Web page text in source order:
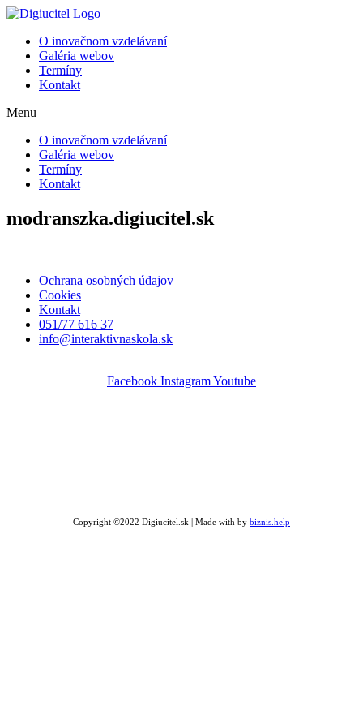
Preskočiť
obsah
O inovačnom vzdelávaní
Galéria webov
Termíny
Kontakt
Menu
O inovačnom vzdelávaní
Galéria webov
Termíny
Kontakt
modranszka.digiucitel.sk
Ochrana osobných údajov
Cookies
Kontakt
051/77 616 37
info@interaktivnaskola.sk
Facebook InstagramYoutube
Copyright ©2022 Digiucitel.sk | Made with by biznis.help